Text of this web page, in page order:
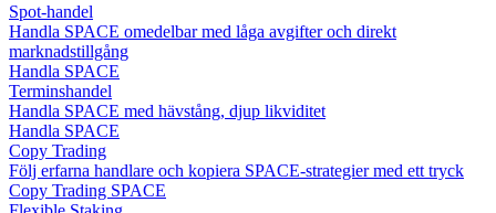
Spot-handel
Handla SPACE omedelbar med låga avgifter och direkt
marknadstillgång
Handla SPACE
Terminshandel
Handla SPACE med hävstång, djup likviditet
Handla SPACE
Copy Trading
Följ erfarna handlare och kopiera SPACE-strategier med ett tryck
Copy Trading SPACE